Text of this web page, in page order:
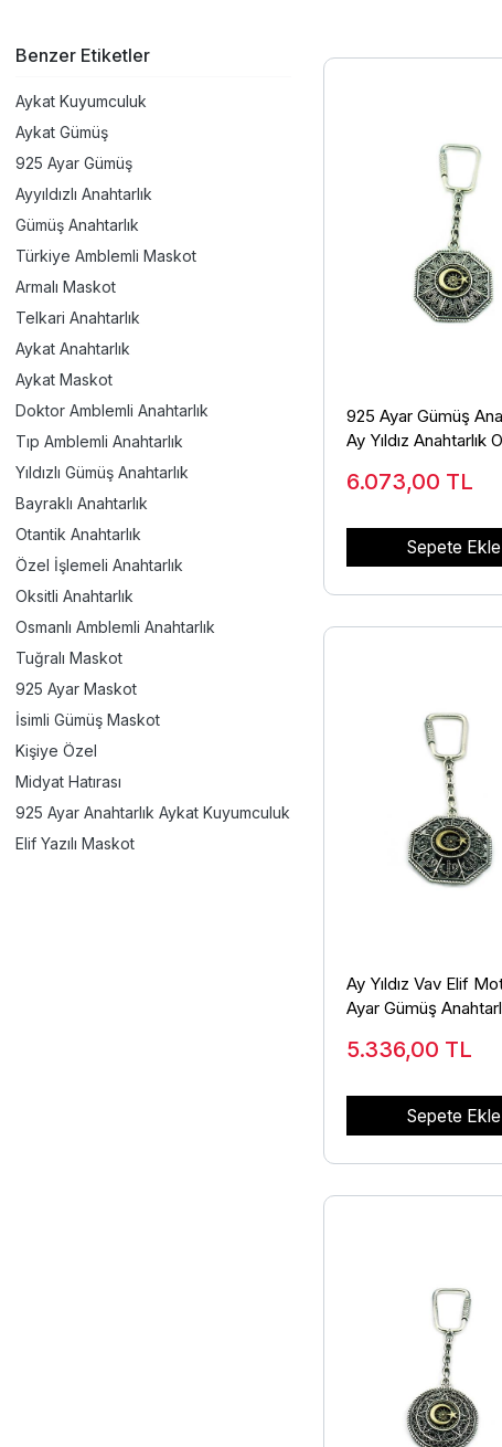
Benzer Etiketler
Aykat Kuyumculuk
Aykat Gümüş
925 Ayar Gümüş
Ayyıldızlı Anahtarlık
Gümüş Anahtarlık
Türkiye Amblemli Maskot
Armalı Maskot
Telkari Anahtarlık
Aykat Anahtarlık
Aykat Maskot
Doktor Amblemli Anahtarlık
Tıp Amblemli Anahtarlık
Yıldızlı Gümüş Anahtarlık
Bayraklı Anahtarlık
Otantik Anahtarlık
Özel İşlemeli Anahtarlık
Oksitli Anahtarlık
Osmanlı Amblemli Anahtarlık
Tuğralı Maskot
925 Ayar Maskot
İsimli Gümüş Maskot
Kişiye Özel
Midyat Hatırası
925 Ayar Anahtarlık Aykat Kuyumculuk
Elif Yazılı Maskot
925 Ayar Gümüş
Ay Yıldız Anahtarlık
6.073,00 TL
Sepete Ekle
Ay Yıldız Vav Elif
Ayar Gümüş
5.336,00 TL
Sepete Ekle